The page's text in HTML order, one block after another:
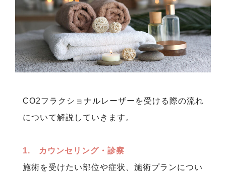
CO2フラクショナルレーザーを受ける際の流れ
について解説していきます。
1. カウンセリング・診察
施術を受けたい部位や症状、施術プランについ